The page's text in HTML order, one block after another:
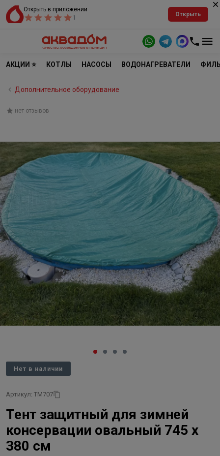
Открыть в приложении
1
Открыть
АКЦИИ ⭐ КОТЛЫ НАСОСЫ ВОДОНАГРЕВАТЕЛИ
Дополнительное оборудование
нет отзывов
Нет в наличии
Артикул: ТМ707
Тент защитный для зимней
консервации овальный 745 х
380 см